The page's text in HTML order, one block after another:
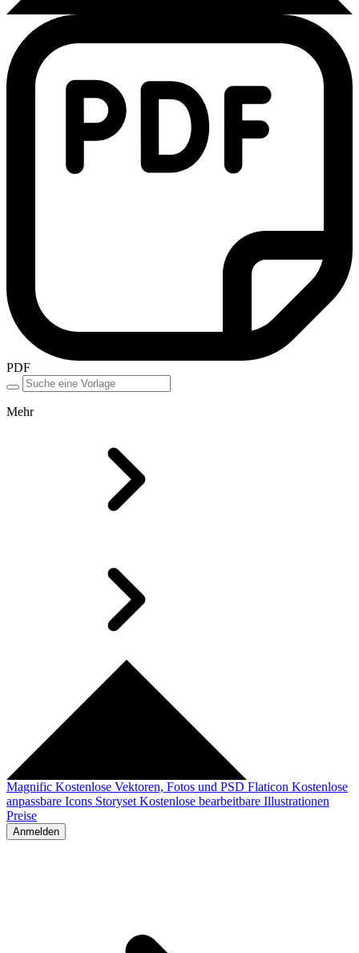
PDF
Mehr
Magnific Kostenlose Vektoren, Fotos und PSD Flaticon Kostenlose
anpassbare Icons Storyset Kostenlose bearbeitbare Illustrationen
Preise
Anmelden